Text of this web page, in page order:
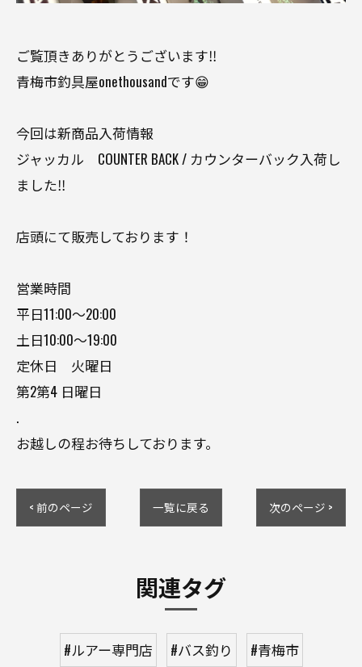
ご覧頂きありがとうございます‼️
青梅市釣具屋onethousandです😁
今回は新商品入荷情報
ジャッカル COUNTER BACK / カウンターバック入荷し
ました‼️
店頭にて販売しております！
営業時間
平日11:00〜20:00
土日10:00〜19:00
定休日 火曜日
第2第4 日曜日
.
お越しの程お待ちしております。
< 前のページ 一覧に戻る 次のページ >
関連タグ
#ルアー専門店 #バス釣り
#青梅市